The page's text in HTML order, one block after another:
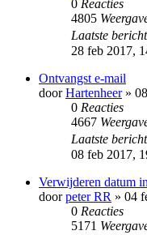
0 Reacties
4805
Laatste bericht
28 feb 2017,
Ontvangst e-mail
doorHartenheer»
0 Reacties
4667
Laatste bericht
08 feb 2017,
Verwijderen datum
doorpeter RR » 04
0 Reacties
5171